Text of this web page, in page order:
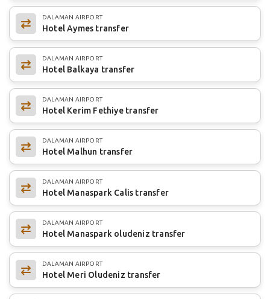
DALAMAN AIRPORT
Hotel Aymes transfer
DALAMAN AIRPORT
Hotel Balkaya transfer
DALAMAN AIRPORT
Hotel Kerim Fethiye transfer
DALAMAN AIRPORT
Hotel Malhun transfer
DALAMAN AIRPORT
Hotel Manaspark Calis transfer
DALAMAN AIRPORT
Hotel Manaspark oludeniz transfer
DALAMAN AIRPORT
Hotel Meri Oludeniz transfer